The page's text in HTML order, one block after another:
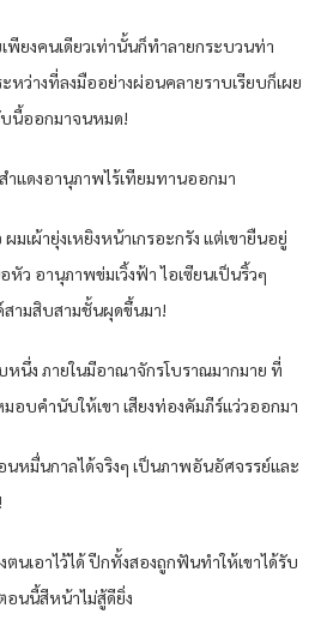
พียงคนเดียวเท่านั้นก็ทำลายกระบวนท่า
หว่างที่ลงมืออย่างผ่อนคลายราบเรียบก็เผย
บนี้ออกมาจนหมด!
แดงอานุภาพไร้เทียมทานออกมา
มเผ้ายุ่งเหยิงหน้าเกรอะกรัง แต่เขายืนอยู่
ว อานุภาพข่มเวิ้งฟ้า ไอเซียนเป็นริ้วๆ
สามสิบสามชั้นผุดขึ้นมา!
หนึ่ง ภายในมีอาณาจักรโบราณมากมาย ที่
อบคำนับให้เขา เสียงท่องคัมภีร์แว่วออกมา
นหมื่นกาลได้จริงๆ เป็นภาพอันอัศจรรย์และ
นเอาไว้ได้ ปีกทั้งสองถูกฟันทำให้เขาได้รับ
อนนี้สีหน้าไม่สู้ดียิ่ง